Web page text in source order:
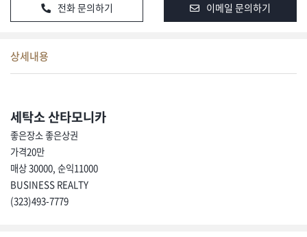
집
핫
딜
기
친
구
찾
기
전화 문의하기 이메일 문의하기
상세내용
세탁소 산타모니카
좋은장소 좋은상권
가격20만
매상 30000, 순익11000
BUSINESS REALTY
(323)493-7779